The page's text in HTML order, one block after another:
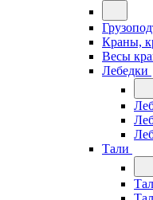
Краны,
Весы
Лебедки
Тали